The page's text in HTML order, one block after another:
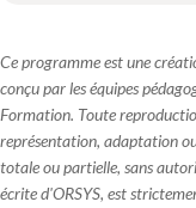
Ce programme est une
conçu par les équipes
Formation. Toute
représentation, adaptation
totale ou partielle, sans
écrite d'ORSYS, est